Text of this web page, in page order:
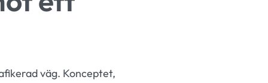
väg. Konceptet,